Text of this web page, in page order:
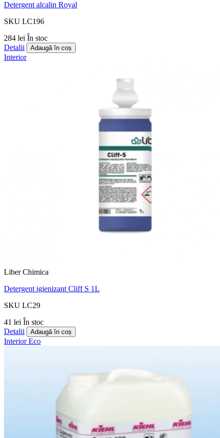
Detergent alcalin Royal
SKU LC196
284 lei În stoc
Detalii
Adaugă în coș
Interior
Liber Chimica
Detergent igienizant Cliff S 1L
SKU LC29
41 lei În stoc
Detalii
Adaugă în coș
Interior Eco